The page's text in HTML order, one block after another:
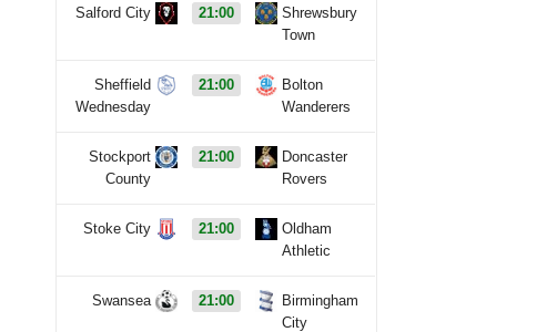
Salford City 21:00
Shrewsbury
Town
Sheffield
Wednesday
21:00
Bolton
Wanderers
Stockport
County
21:00
Doncaster
Rovers
Stoke City 21:00
Oldham
Athletic
Swansea 21:00
Birmingham
City